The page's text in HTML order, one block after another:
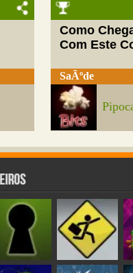
Como
Com Este
SaÃºde